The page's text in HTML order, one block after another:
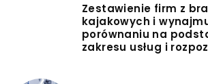
Zestawienie firm z
kajakowych i
porównaniu na
zakresu usług i